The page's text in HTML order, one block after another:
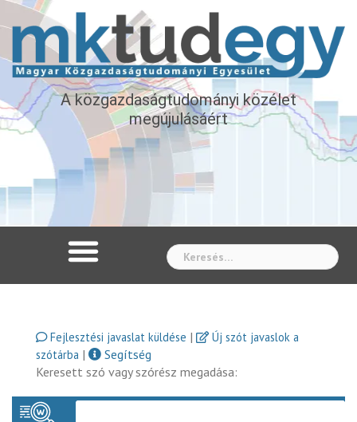
A közgazdaságtudományi közélet
megújulásáért
Fejlesztési javaslat küldése |
Új szót javaslok a
szótárba |
Segítség
Keresett szó vagy szórész megadása: